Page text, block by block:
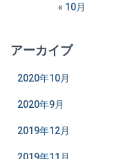
« 10月
アーカイブ
2020年10月
2020年9月
2019年12月
2019年11月